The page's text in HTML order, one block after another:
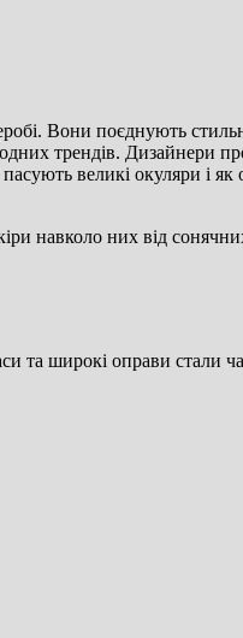
Вони поєднують
трендів. Дизайнери
великі окуляри і
навколо них від
та широкі оправи стали